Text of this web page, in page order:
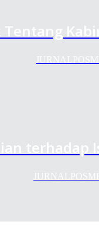
Tentang
terhadap